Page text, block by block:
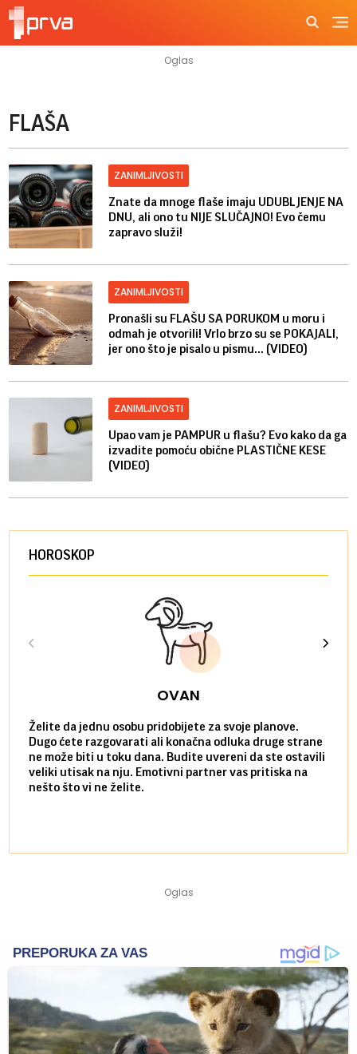
FLAŠA
ZANIMLJIVOSTI
Znate da mnoge flaše imaju UDUBLJENJE NA
DNU, ali ono tu NIJE SLUČAJNO! Evo čemu
zapravo služi!
ZANIMLJIVOSTI
Pronašli su FLAŠU SA PORUKOM u moru i
odmah je otvorili! Vrlo brzo su se POKAJALI,
jer ono što je pisalo u pismu... (VIDEO)
ZANIMLJIVOSTI
Upao vam je PAMPUR u flašu? Evo kako da ga
izvadite pomoću obične PLASTIČNE KESE
(VIDEO)
HOROSKOP
OVAN
Želite da jednu osobu pridobijete za svoje planove.
Dugo ćete razgovarati ali konačna odluka druge strane
ne može biti u toku dana. Budite uvereni da ste ostavili
veliki utisak na nju. Emotivni partner vas pritiska na
nešto što vi ne želite.